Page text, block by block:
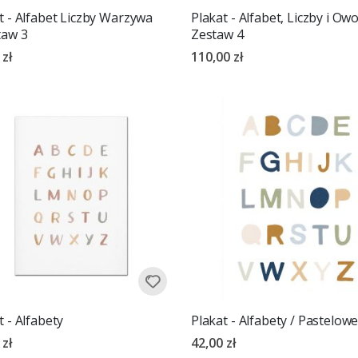
- Alfabet Liczby Warzywa
3
Plakat - Alfabet, Liczby i
Zestaw 4
110,00 zł
- Alfabety
Plakat - Alfabety / Pastelowe
42,00 zł